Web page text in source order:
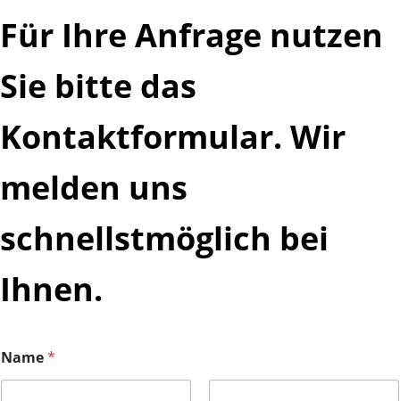
Für Ihre Anfrage nutzen
Sie bitte das
Kontaktformular. Wir
melden uns
schnellstmöglich bei
Ihnen.
d
r
Name*